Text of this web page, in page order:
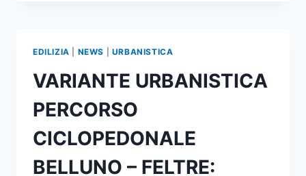
EDILIZIA NEWS URBANISTICA
VARIANTE URBANISTICA
PERCORSO
CICLOPEDONALE
BELLUNO – FELTRE: